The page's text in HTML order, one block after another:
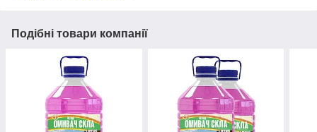
Подібні товари компанії